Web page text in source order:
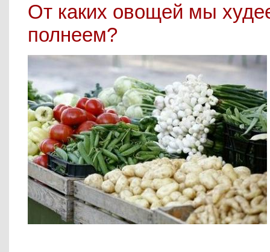
От каких овощей мы
полнеем?